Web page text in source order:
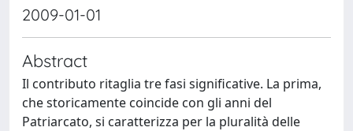
2009-01-01
Abstract
Il contributo ritaglia tre fasi significative. La prima,
che storicamente coincide con gli anni del
Patriarcato, si caratterizza per la pluralità delle